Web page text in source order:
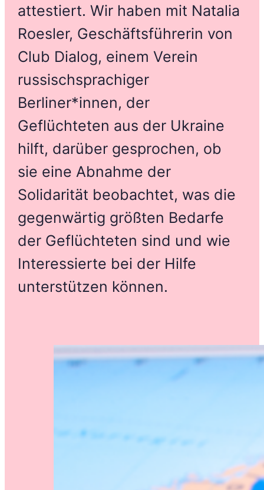
attestiert. Wir haben mit Natalia
Roesler, Geschäftsführerin von
Club Dialog, einem Verein
russischsprachiger
Berliner*innen, der
Geflüchteten aus der Ukraine
hilft, darüber gesprochen, ob
sie eine Abnahme der
Solidarität beobachtet, was die
gegenwärtig größten Bedarfe
der Geflüchteten sind und wie
Interessierte bei der Hilfe
unterstützen können.